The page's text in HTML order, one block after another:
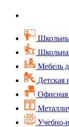
Мебель
Детская
Офисная
Учебно-